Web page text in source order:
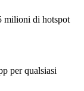
milioni di hotspot
per qualsiasi